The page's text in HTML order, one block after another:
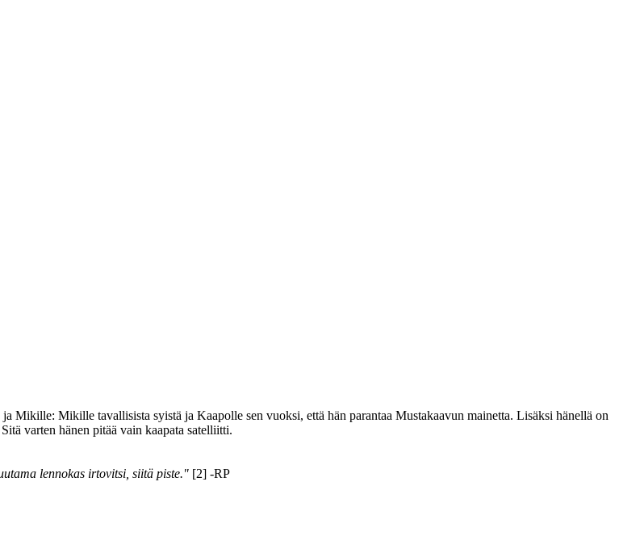
Mikille: Mikille tavallisista syistä ja Kaapolle sen vuoksi, että hän parantaa Mustakaavun mainetta. Lisäksi hänellä on
varten hänen pitää vain kaapata satelliitti.
lennokas irtovitsi, siitä piste." [2] -RP